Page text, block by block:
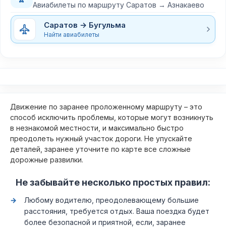
Авиабилеты по маршруту Саратов → Азнакаево
Саратов → Бугульма
Найти авиабилеты
Движение по заранее проложенному маршруту – это
способ исключить проблемы, которые могут возникнуть
в незнакомой местности, и максимально быстро
преодолеть нужный участок дороги. Не упускайте
деталей, заранее уточните по карте все сложные
дорожные развилки.
Не забывайте несколько простых правил:
Любому водителю, преодолевающему большие
расстояния, требуется отдых. Ваша поездка будет
более безопасной и приятной, если, заранее